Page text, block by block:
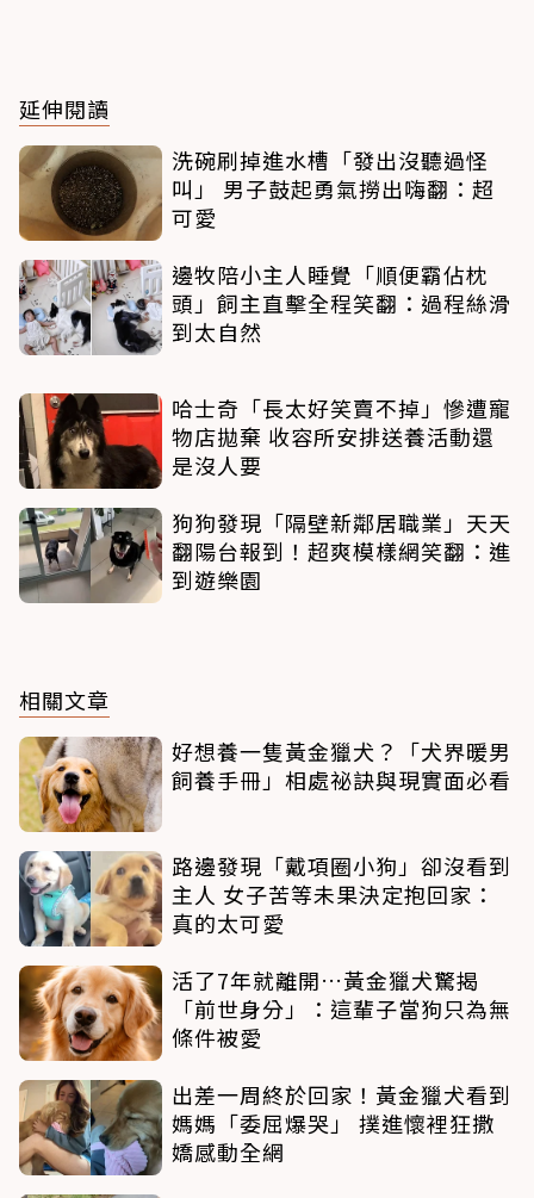
延伸閱讀
洗碗刷掉進水槽「發出沒聽過怪
叫」 男子鼓起勇氣撈出嗨翻：超
可愛
邊牧陪小主人睡覺「順便霸佔枕
頭」飼主直擊全程笑翻：過程絲滑
到太自然
哈士奇「長太好笑賣不掉」慘遭寵
物店拋棄 收容所安排送養活動還
是沒人要
狗狗發現「隔壁新鄰居職業」天天
翻陽台報到！超爽模樣網笑翻：進
到遊樂園
相關文章
好想養一隻黃金獵犬？「犬界暖男
飼養手冊」相處祕訣與現實面必看
路邊發現「戴項圈小狗」卻沒看到
主人 女子苦等未果決定抱回家：
真的太可愛
活了7年就離開…黃金獵犬驚揭
「前世身分」：這輩子當狗只為無
條件被愛
出差一周終於回家！黃金獵犬看到
媽媽「委屈爆哭」 撲進懷裡狂撒
嬌感動全網